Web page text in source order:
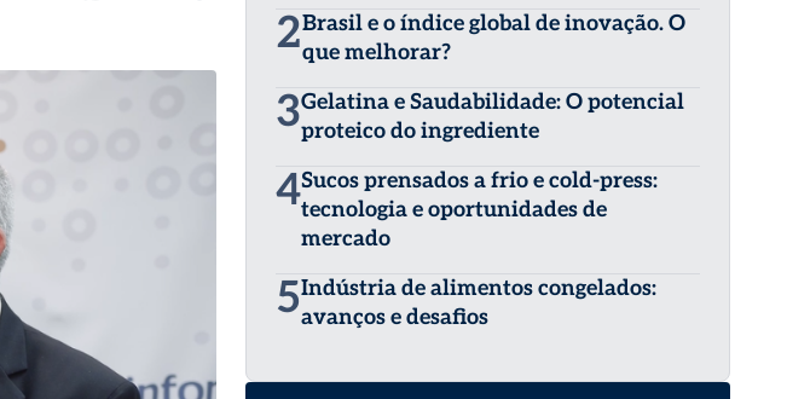
2Brasil e o índice global de inovação. O
que melhorar?
3Gelatina e Saudabilidade: O potencial
proteico do ingrediente
4Sucos prensados a frio e cold-press:
tecnologia e oportunidades de
mercado
5Indústria de alimentos congelados:
avanços e desafios